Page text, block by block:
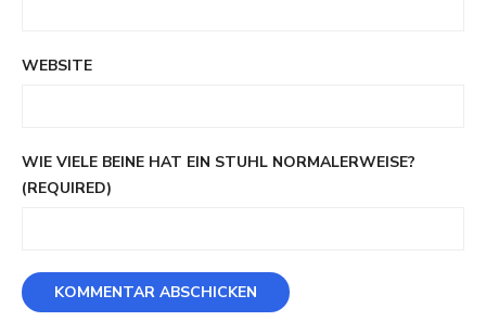
WEBSITE
WIE VIELE BEINE HAT EIN STUHL NORMALERWEISE?
(REQUIRED)